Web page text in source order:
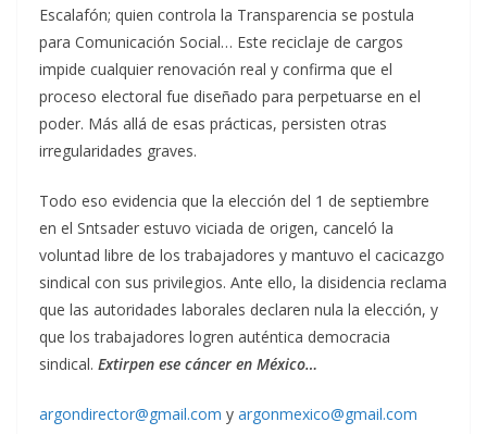
Escalafón; quien controla la Transparencia se postula
para Comunicación Social… Este reciclaje de cargos
impide cualquier renovación real y confirma que el
proceso electoral fue diseñado para perpetuarse en el
poder. Más allá de esas prácticas, persisten otras
irregularidades graves.
Todo eso evidencia que la elección del 1 de septiembre
en el Sntsader estuvo viciada de origen, canceló la
voluntad libre de los trabajadores y mantuvo el cacicazgo
sindical con sus privilegios. Ante ello, la disidencia reclama
que las autoridades laborales declaren nula la elección, y
que los trabajadores logren auténtica democracia
sindical. Extirpen ese cáncer en México…
argondirector@gmail.com y argonmexico@gmail.com